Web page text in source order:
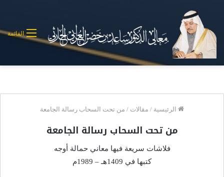
القائمة
الرئيسية / مقالات / من تحت السحاب رسالة الجامعة
من تحت السحاب رسالة الجامعة
فلاشات سريعة فيها معاني حمالة أوجه
كتبها في 1409هـ – 1989م